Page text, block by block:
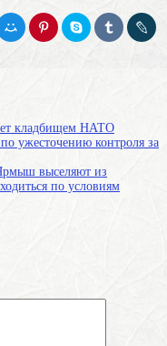
кладбищем НАТО
ужесточению контроля за
выселяют из
по условиям